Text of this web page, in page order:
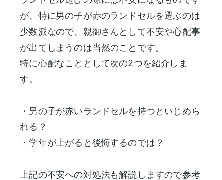
が、特に男の子が赤のランドセルを選ぶのは
少数派なので、親御さんとして不安や心配事
が出てしまうのは当然のことです。
特に心配なこととして次の2つを紹介しま
す。
・男の子が赤いランドセルを持つといじめら
れる？
・学年が上がると後悔するのでは？
上記の不安への対処法も解説しますので参考